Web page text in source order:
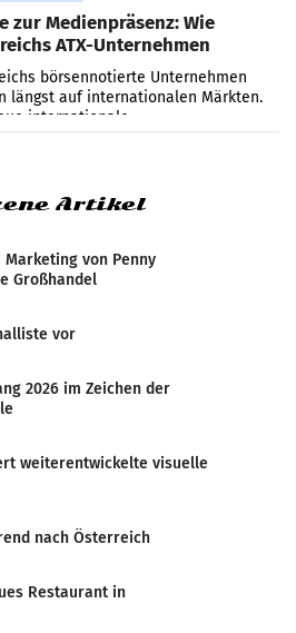
zur Medienpräsenz: Wie
ATX-Unternehmen
wahrgenommen
börsennotierte Unternehmen
längst auf internationalen Märkten.
internationale
untersucht die
Artikel
von Penny
Großhandel
vor
2026 im Zeichen der
weiterentwickelte visuelle
nach Österreich
Restaurant in